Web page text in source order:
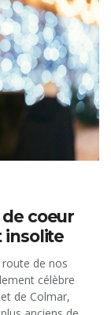
de coeur
insolite
route de nos
célèbre
de Colmar,